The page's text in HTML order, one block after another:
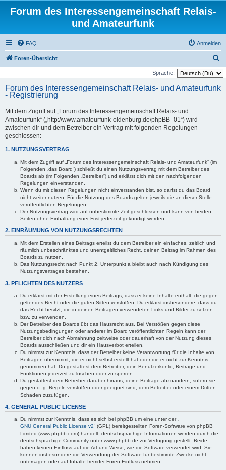
Forum des Interessengemeinschaft Relais-
und Amateurfunk
FAQ Anmelden
Foren-Übersicht
u
Sprache:
Forum des Interessengemeinschaft Relais- und Amateurfunk
- Registrierung
Mit dem Zugriff auf „Forum des Interessengemeinschaft Relais- und
Amateurfunk“ („http://www.amateurfunk-oldenburg.de/phpBB_01“) wird
zwischen dir und dem Betreiber ein Vertrag mit folgenden Regelungen
geschlossen:
1. NUTZUNGSVERTRAG
Mit dem Zugriff auf „Forum des Interessengemeinschaft Relais- und Amateurfunk“ (im
Folgenden „das Board“) schließt du einen Nutzungsvertrag mit dem Betreiber des
Boards ab (im Folgenden „Betreiber“) und erklärst dich mit den nachfolgenden
Regelungen einverstanden.
Wenn du mit diesen Regelungen nicht einverstanden bist, so darfst du das Board
nicht weiter nutzen. Für die Nutzung des Boards gelten jeweils die an dieser Stelle
veröffentlichten Regelungen.
Der Nutzungsvertrag wird auf unbestimmte Zeit geschlossen und kann von beiden
Seiten ohne Einhaltung einer Frist jederzeit gekündigt werden.
2. EINRÄUMUNG VON NUTZUNGSRECHTEN
Mit dem Erstellen eines Beitrags erteilst du dem Betreiber ein einfaches, zeitlich und
räumlich unbeschränktes und unentgeltliches Recht, deinen Beitrag im Rahmen des
Boards zu nutzen.
Das Nutzungsrecht nach Punkt 2, Unterpunkt a bleibt auch nach Kündigung des
Nutzungsvertrages bestehen.
3. PFLICHTEN DES NUTZERS
Du erklärst mit der Erstellung eines Beitrags, dass er keine Inhalte enthält, die gegen
geltendes Recht oder die guten Sitten verstoßen. Du erklärst insbesondere, dass du
das Recht besitzt, die in deinen Beiträgen verwendeten Links und Bilder zu setzen
bzw. zu verwenden.
Der Betreiber des Boards übt das Hausrecht aus. Bei Verstößen gegen diese
Nutzungsbedingungen oder anderer im Board veröffentlichten Regeln kann der
Betreiber dich nach Abmahnung zeitweise oder dauerhaft von der Nutzung dieses
Boards ausschließen und dir ein Hausverbot erteilen.
Du nimmst zur Kenntnis, dass der Betreiber keine Verantwortung für die Inhalte von
Beiträgen übernimmt, die er nicht selbst erstellt hat oder die er nicht zur Kenntnis
genommen hat. Du gestattest dem Betreiber, dein Benutzerkonto, Beiträge und
Funktionen jederzeit zu löschen oder zu sperren.
Du gestattest dem Betreiber darüber hinaus, deine Beiträge abzuändern, sofern sie
gegen o. g. Regeln verstoßen oder geeignet sind, dem Betreiber oder einem Dritten
Schaden zuzufügen.
4. GENERAL PUBLIC LICENSE
Du nimmst zur Kenntnis, dass es sich bei phpBB um eine unter der „
GNU General Public License v2“ (GPL) bereitgestellten Foren-Software von phpBB
Limited (www.phpbb.com) handelt; deutschsprachige Informationen werden durch die
deutschsprachige Community unter www.phpbb.de zur Verfügung gestellt. Beide
haben keinen Einfluss auf die Art und Weise, wie die Software verwendet wird. Sie
können insbesondere die Verwendung der Software für bestimmte Zwecke nicht
untersagen oder auf Inhalte fremder Foren Einfluss nehmen.